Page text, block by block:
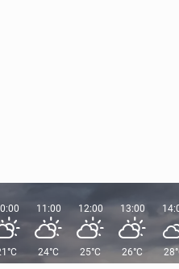
11:00
24°C
12:00
25°C
13:00
26°C